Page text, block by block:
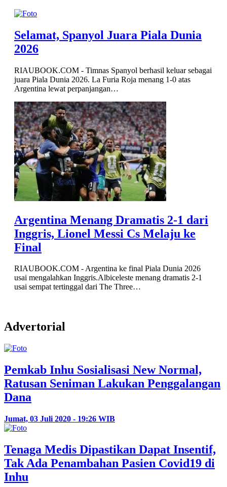
Selamat, Spanyol Juara Piala Dunia
2026
RIAUBOOK.COM - Timnas Spanyol berhasil keluar sebagai
juara Piala Dunia 2026. La Furia Roja menang 1-0 atas
Argentina lewat perpanjangan…
Argentina Menang Dramatis 2-1 dari
Inggris, Lionel Messi Cs Melaju ke
Final
RIAUBOOK.COM - Argentina ke final Piala Dunia 2026
usai mengalahkan Inggris.Albiceleste menang dramatis 2-1
usai sempat tertinggal dari The Three…
Advertorial
Pemkab Inhu Sosialisasi New Normal,
Ratusan Seniman Lakukan Penggalangan
Dana
Jumat, 03 Juli 2020 - 19:26 WIB
Tenaga Medis Dipastikan Dapat Insentif,
Tak Ada Penambahan Pasien Covid19 di
Inhu